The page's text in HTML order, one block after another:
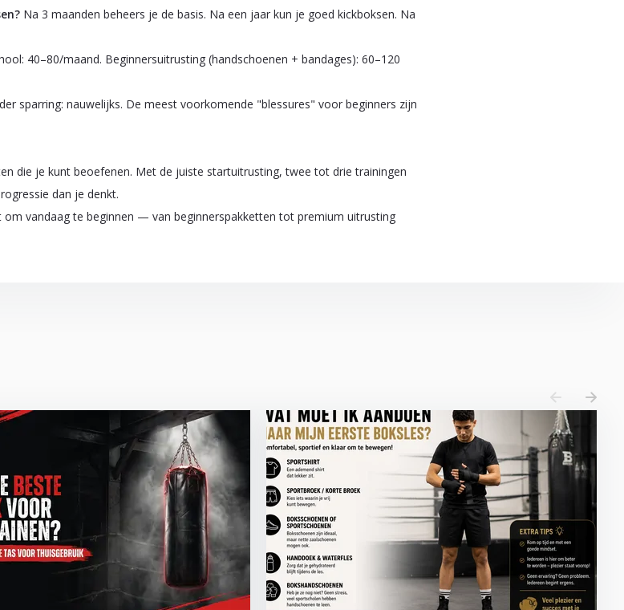
Na 3 maanden beheers je de basis. Na een jaar kun je goed kickboksen. Na
40–80/maand. Beginnersuitrusting (handschoenen + bandages): 60–120
sparring: nauwelijks. De meest voorkomende "blessures" voor beginners zijn
die je kunt beoefenen. Met de juiste startuitrusting, twee tot drie trainingen
dan je denkt.
vandaag te beginnen — van beginnerspakketten tot premium uitrusting